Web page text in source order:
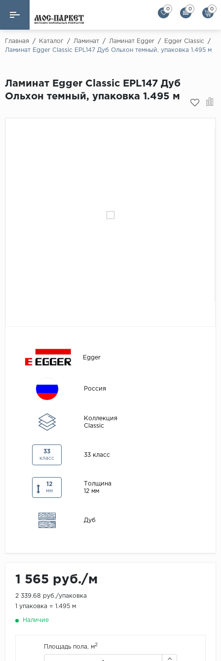
Назад Назад
Alloc
Alpine Floor
Кварц-винил
0 0 0
Главная / Каталог / Ламинат / Ламинат Egger / Egger Classic
/
Ламинат Egger Classic EPL147 Дуб Ольхон темный, упаковка 1.495 м
Ламинат Egger Classic EPL147 Дуб
Ольхон темный, упаковка 1.495 м
Egger
Россия
Коллекция
Classic
33
класс
33 класс
12
мм
Толщина
12 мм
Дуб
1 565 руб./м
2 339.68 руб./упаковка
1 упаковка = 1.495 м
Наличие
Площадь пола, м2